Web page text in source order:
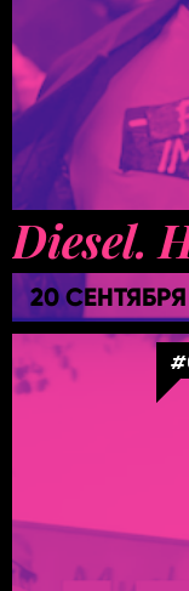
Diesel.
20 СЕНТЯБРЯ